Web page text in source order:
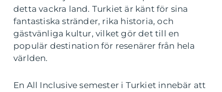
detta vackra land. Turkiet är känt för sina
fantastiska stränder, rika historia, och
gästvänliga kultur, vilket gör det till en
populär destination för resenärer från hela
världen.
En All Inclusive semester i Turkiet innebär att